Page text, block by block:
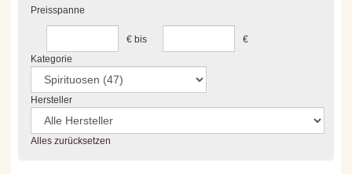
Preisspanne
€bis
€
Kategorie
Hersteller
Alles zurücksetzen